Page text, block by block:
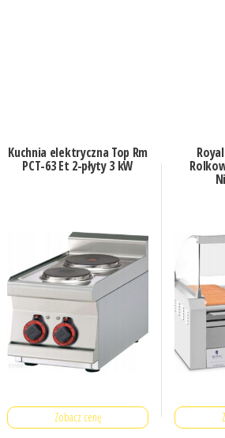
Kuchnia elektryczna Top Rm
PCT-63 Et 2-płyty 3 kW
Zobacz cenę